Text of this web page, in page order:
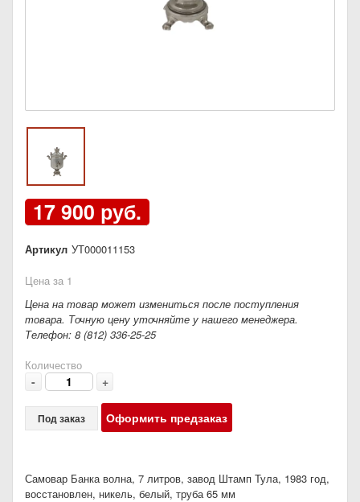
17 900 руб.
Артикул УТ000011153
Цена за 1
Цена на товар может измениться после поступления
товара. Точную цену уточняйте у нашего менеджера.
Телефон: 8 (812) 336-25-25
Количество
- +
Под заказ Оформить предзаказ
Самовар Банка волна, 7 литров, завод Штамп Тула, 1983 год,
восстановлен, никель, белый, труба 65 мм